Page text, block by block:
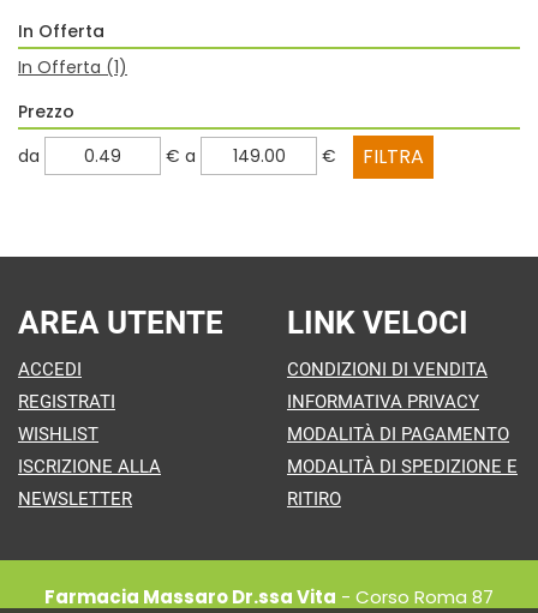
In Offerta
In Offerta (1)
Prezzo
filtra
da € filtra
a €
AREA UTENTE
ACCEDI
REGISTRATI
WISHLIST
ISCRIZIONE ALLA
NEWSLETTER
LINK VELOCI
CONDIZIONI DI VENDITA
INFORMATIVA PRIVACY
MODALITÀ DI PAGAMENTO
MODALITÀ DI SPEDIZIONE E
RITIRO
Farmacia Massaro Dr.ssa Vita - Corso Roma 87